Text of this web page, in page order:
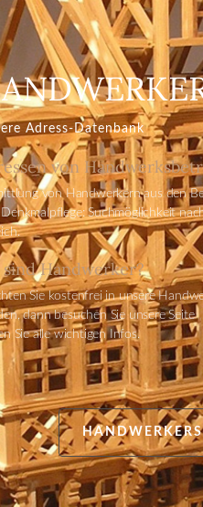
Adress-Datenbank
von
von Handwerkern aus den
Suchmöglichkeit
sind Handwerker?
Sie kostenfrei in unsere
dann besuchen Sie unsere Seite
Sie alle wichtigen Infos.